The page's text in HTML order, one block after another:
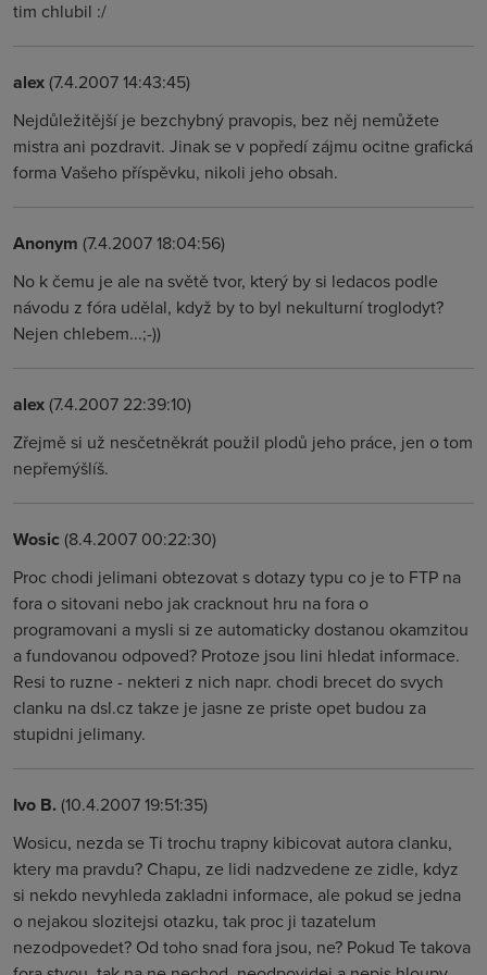
tim chlubil :/
alex(7.4.2007 14:43:45)
Nejdůležitější je bezchybný pravopis, bez něj nemůžete
mistra ani pozdravit. Jinak se v popředí zájmu ocitne grafická
forma Vašeho příspěvku, nikoli jeho obsah.
Anonym (7.4.2007 18:04:56)
No k čemu je ale na světě tvor, který by si ledacos podle
návodu z fóra udělal, když by to byl nekulturní troglodyt?
Nejen chlebem...;-))
alex(7.4.2007 22:39:10)
Zřejmě si už nesčetněkrát použil plodů jeho práce, jen o tom
nepřemýšlíš.
Wosic(8.4.2007 00:22:30)
Proc chodi jelimani obtezovat s dotazy typu co je to FTP na
fora o sitovani nebo jak cracknout hru na fora o
programovani a mysli si ze automaticky dostanou okamzitou
a fundovanou odpoved? Protoze jsou lini hledat informace.
Resi to ruzne - nekteri z nich napr. chodi brecet do svych
clanku na dsl.cz takze je jasne ze priste opet budou za
stupidni jelimany.
Ivo B. (10.4.2007 19:51:35)
Wosicu, nezda se Ti trochu trapny kibicovat autora clanku,
ktery ma pravdu? Chapu, ze lidi nadzvedene ze zidle, kdyz
si nekdo nevyhleda zakladni informace, ale pokud se jedna
o nejakou slozitejsi otazku, tak proc ji tazatelum
nezodpovedet? Od toho snad fora jsou, ne? Pokud Te takova